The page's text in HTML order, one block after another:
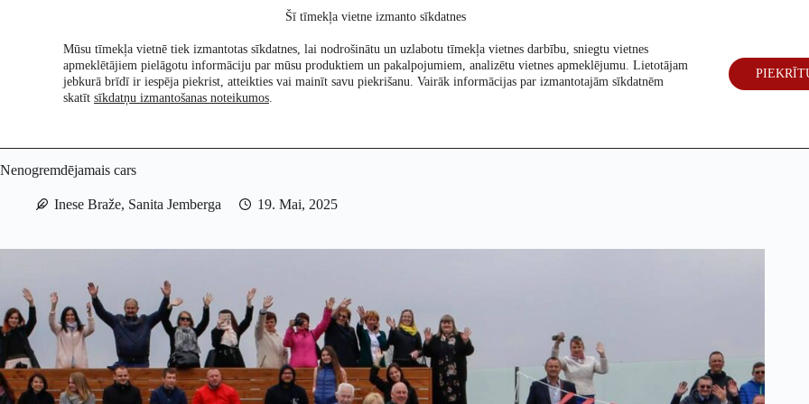
Pētījumi Re:Check Par mums Vēlēšanas 2026
Nenogremdējamais cars
Inese Braže, Sanita Jemberga 19. Mai, 2025
Šī tīmekļa vietne izmanto sīkdatnes
Mūsu tīmekļa vietnē tiek izmantotas sīkdatnes, lai nodrošinātu un uzlabotu tīmekļa vietnes darbību, sniegtu vietnes
apmeklētājiem pielāgotu informāciju par mūsu produktiem un pakalpojumiem, analizētu vietnes apmeklējumu. Lietotājam
jebkurā brīdī ir iespēja piekrist, atteikties vai mainīt savu piekrišanu. Vairāk informācijas par izmantotajām sīkdatnēm
skatīt sīkdatņu izmantošanas noteikumos.